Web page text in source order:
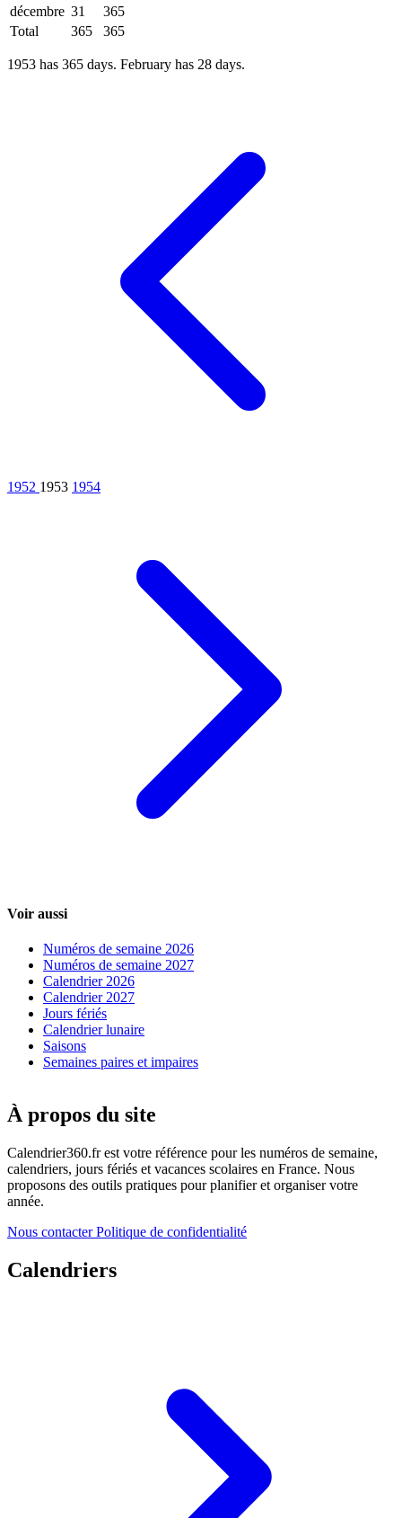
décembre 31
365
Total
365 365
1953 has 365 days. February has 28 days.
1952 1953 1954
Voir aussi
Numéros de semaine 2026
Numéros de semaine 2027
Calendrier 2026
Calendrier 2027
Jours fériés
Calendrier lunaire
Saisons
Semaines paires et impaires
À propos du site
Calendrier360.fr est votre référence pour les numéros de semaine,
calendriers, jours fériés et vacances scolaires en France. Nous
proposons des outils pratiques pour planifier et organiser votre
année.
Nous contacterPolitique de confidentialité
Calendriers